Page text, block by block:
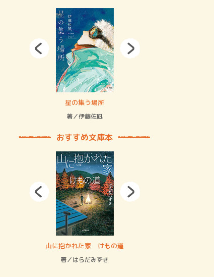
星の集う場所
著／伊藤佐凪
おすすめ文庫本
山に抱かれた家 けもの道
著／はらだみずき